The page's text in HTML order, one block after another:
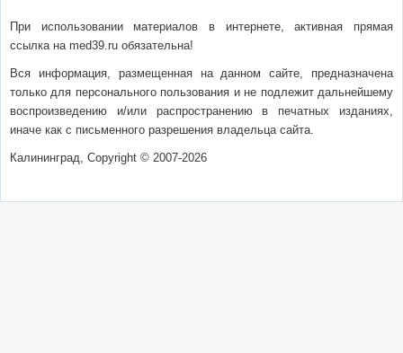
При использовании материалов в интернете, активная прямая
ссылка на med39.ru обязательна!
Вся информация, размещенная на данном сайте, предназначена
только для персонального пользования и не подлежит дальнейшему
воспроизведению и/или распространению в печатных изданиях,
иначе как с письменного разрешения владельца сайта.
Калининград, Copyright © 2007-2026